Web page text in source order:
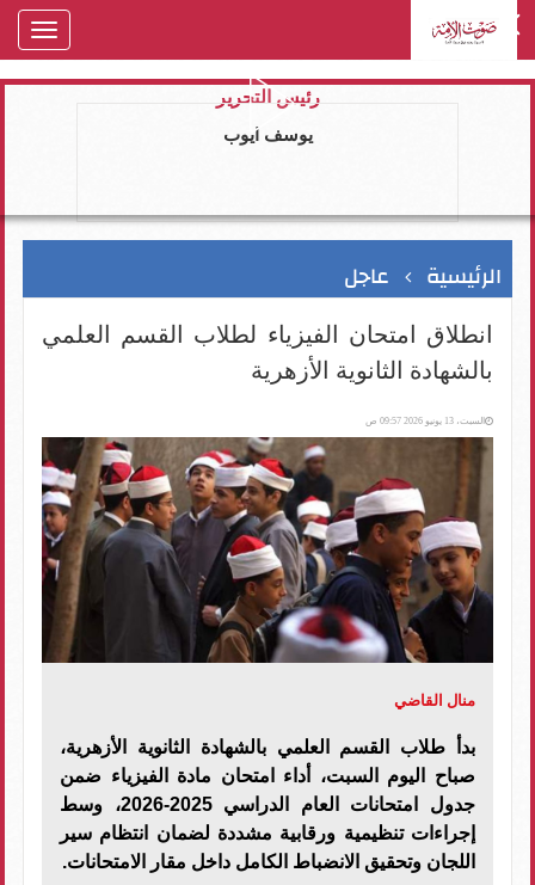
رئيس التحرير
يوسف ايوب
الرئيسية عاجل
انطلاق امتحان الفيزياء لطلاب القسم العلمي
بالشهادة الثانوية الأزهرية
السبت، 13 يونيو 2026 09:57 ص
منال القاضي
بدأ طلاب القسم العلمي بالشهادة الثانوية الأزهرية،
صباح اليوم السبت، أداء امتحان مادة الفيزياء ضمن
جدول امتحانات العام الدراسي 2025-2026، وسط
إجراءات تنظيمية ورقابية مشددة لضمان انتظام سير
اللجان وتحقيق الانضباط الكامل داخل مقار الامتحانات.